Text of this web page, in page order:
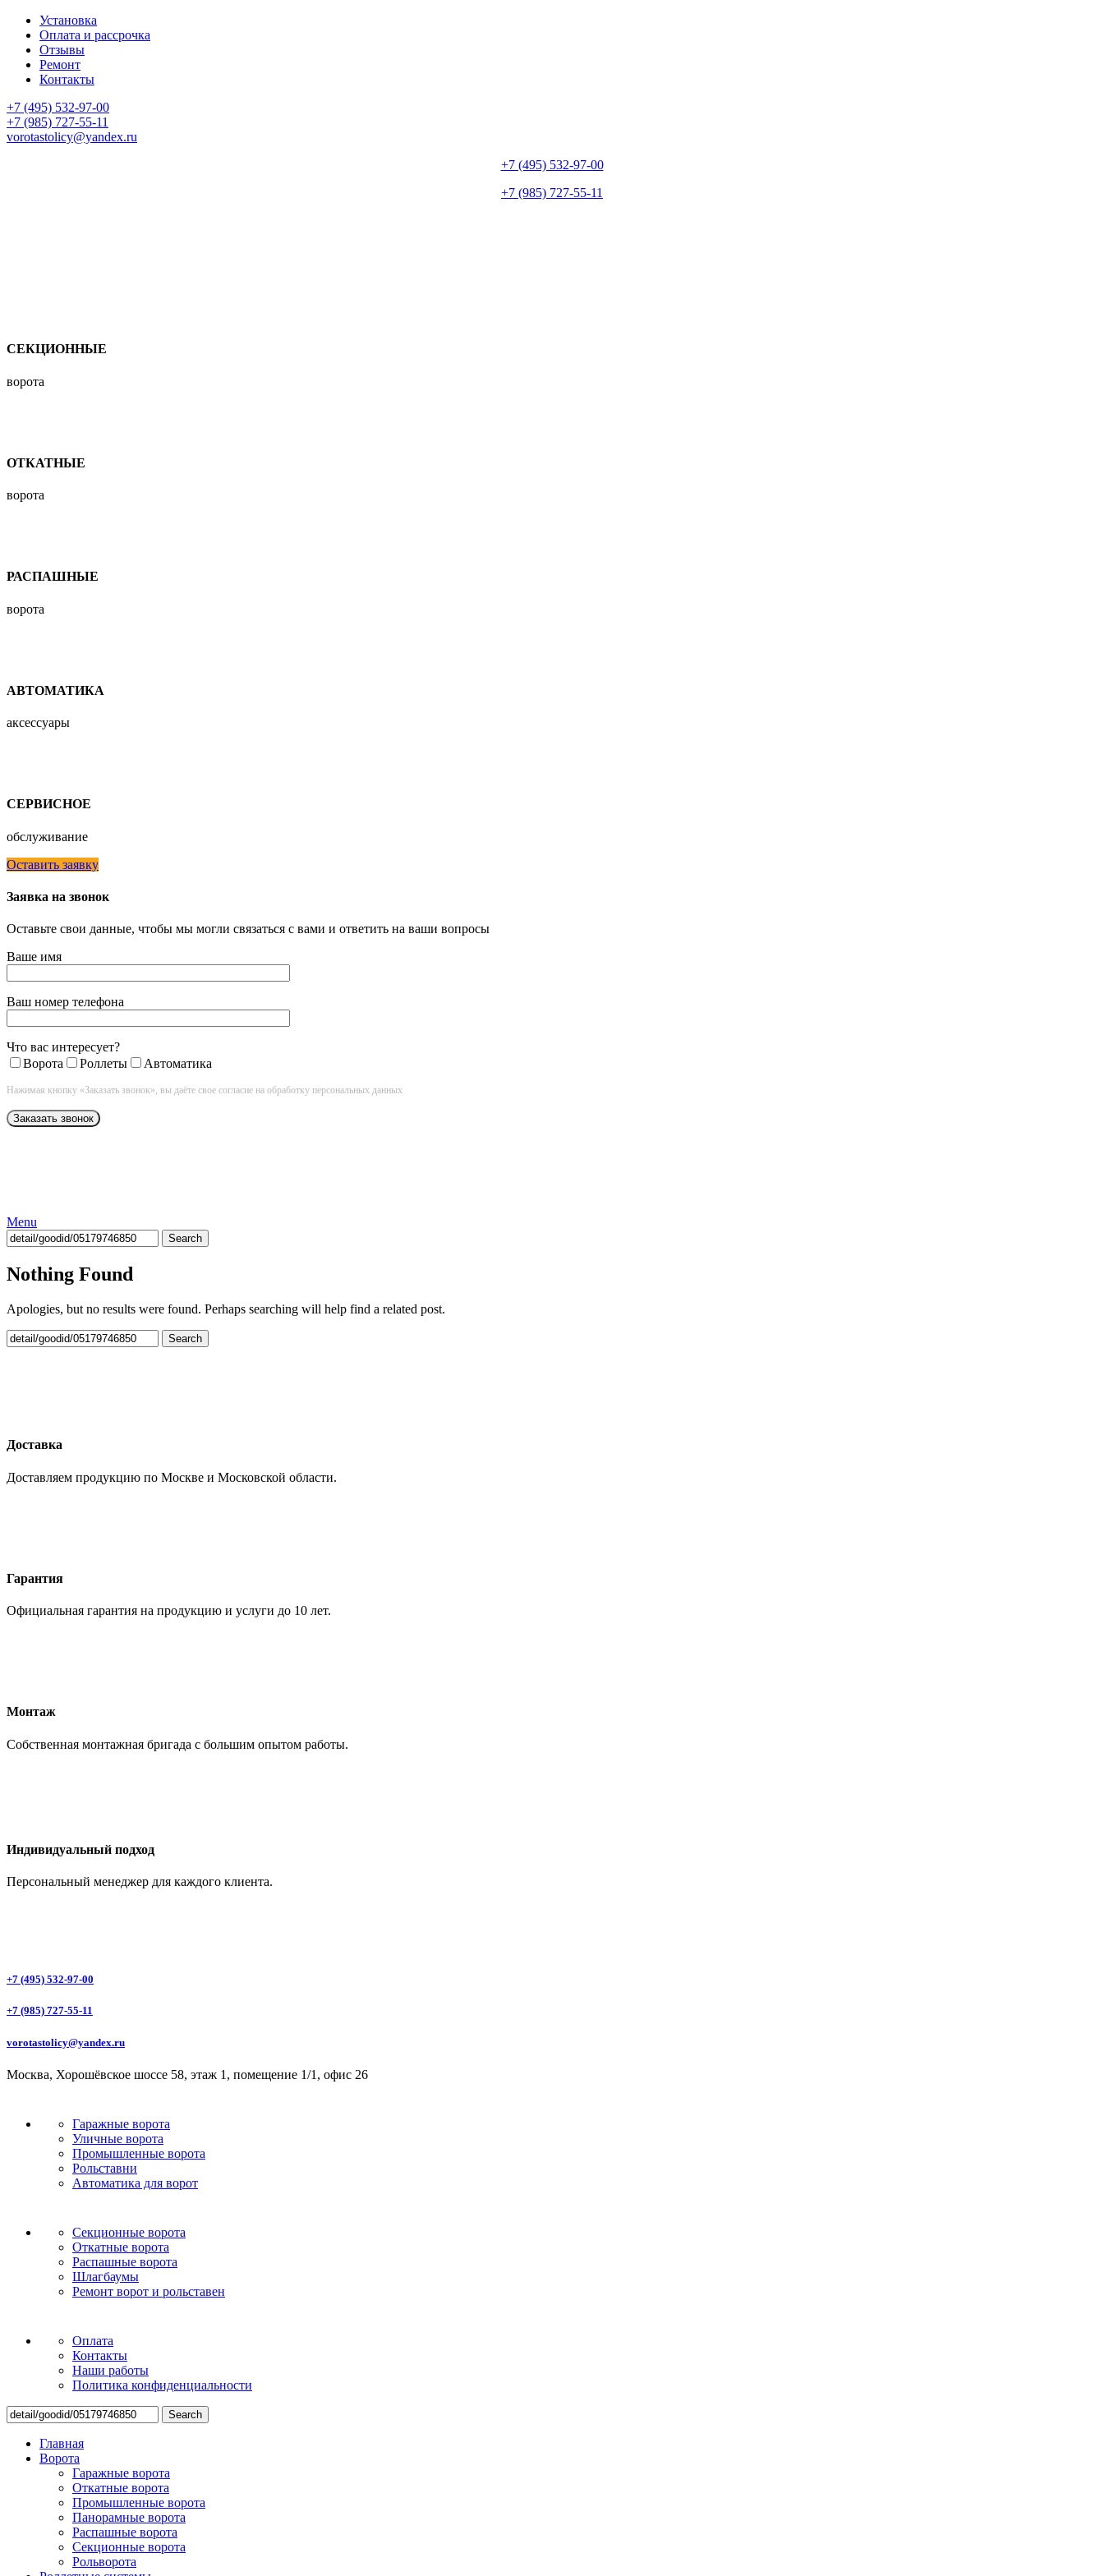
Установка
Оплата и рассрочка
Отзывы
Ремонт
Контакты
+7 (495) 532-97-00
+7 (985) 727-55-11
vorotastolicy@yandex.ru
+7 (495) 532-97-00
+7 (985) 727-55-11
СЕКЦИОННЫЕ
ворота
ОТКАТНЫЕ
ворота
РАСПАШНЫЕ
ворота
АВТОМАТИКА
аксессуары
СЕРВИСНОЕ
обслуживание
Оставить заявку
Заявка на звонок
Оставьте свои данные, чтобы мы могли связаться с вами и ответить на ваши вопросы
Ваше имя
Ваш номер телефона
Что вас интересует?
Ворота
Роллеты Автоматика
Нажимая кнопку «Заказать звонок», вы даёте свое согласие на обработку персональных данных
Menu
Search
Nothing Found
Apologies, but no results were found. Perhaps searching will help find a related post.
Search
Доставка
Доставляем продукцию по Москве и Московской области.
Гарантия
Официальная гарантия на продукцию и услуги до 10 лет.
Монтаж
Собственная монтажная бригада с большим опытом работы.
Индивидуальный подход
Персональный менеджер для каждого клиента.
+7 (495) 532-97-00
+7 (985) 727-55-11
vorotastolicy@yandex.ru
Москва, Хорошёвское шоссе 58, этаж 1, помещение 1/1, офис 26
Гаражные ворота
Уличные ворота
Промышленные ворота
Рольставни
Автоматика для ворот
Секционные ворота
Откатные ворота
Распашные ворота
Шлагбаумы
Ремонт ворот и рольставен
Оплата
Контакты
Наши работы
Политика конфиденциальности
Search
Главная
Ворота
Гаражные ворота
Откатные ворота
Промышленные ворота
Панорамные ворота
Распашные ворота
Секционные ворота
Рольворота